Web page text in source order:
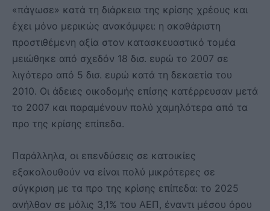
«πάγωσε» κατά τη διάρκεια της κρίσης χρέους και
έχει μόνο μερικώς ανακάμψει: η ακαθάριστη
προστιθέμενη αξία στον κατασκευαστικό τομέα
μειώθηκε από σχεδόν 18 δισ. ευρώ το 2007 σε
λιγότερο από 5 δισ. ευρώ κατά τη δεκαετία του
2010. Οι άδειες οικοδομής επίσης κατέρρευσαν μετά
το 2007 και παραμένουν πολύ χαμηλότερα από τα
προ της κρίσης επίπεδα.
Παράλληλα, οι επενδύσεις σε κατοικίες
εξακολουθούν να είναι πολύ μικρότερες σε
σύγκριση με τα προ της κρίσης επίπεδα: το 2025
ανήλθαν σε μόλις 3,1% του ΑΕΠ, έναντι μέσου όρου